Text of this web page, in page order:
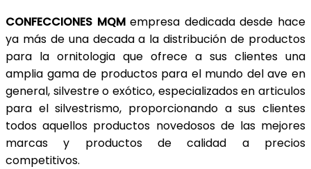
CONFECCIONES MQMempresa dedicada desde hace
ya más de una decada a la distribución de productos
para la ornitologia que ofrece a sus clientes una
amplia gama de productos para el mundo del ave en
general, silvestre o exótico, especializados en articulos
para el silvestrismo, proporcionando a sus clientes
todos aquellos productos novedosos de las mejores
marcas y productos de calidad a precios
competitivos.